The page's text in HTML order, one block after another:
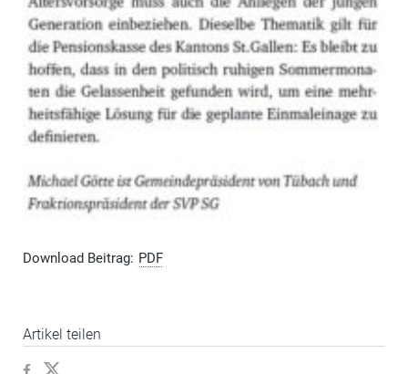
Download Beitrag: PDF
Artikel teilen